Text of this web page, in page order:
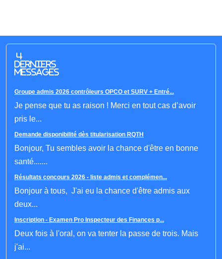
4
derniers
messages
Groupe admis 2026 contrôleurs OPCO et SURV + Entré...
Je pense que tu as raison ! Merci en tout cas d’avoir
pris le...
Demande disponibilité dès titularisation RQTH
Bonjour, Tu sembles avoir la chance d'être en bonne
santé.......
Résultats concours 2026 - liste admis et complémen...
Bonjour à tous, J'ai eu la chance d'être admis aux
deux...
Inscription - Examen Pro Inspecteur des Finances p...
Deux fois à l'oral, on va tenter la passe de trois. Mais
j'ai...